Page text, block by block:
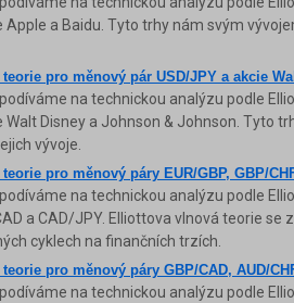
Apple a Baidu. Tyto trhy nám svým
pro měnový pár USD/JPY a akcie
na technickou analýzu podle
Walt Disney a Johnson & Johnson. Tyto
vývoje.
pro měnový páry EUR/GBP, GBP/
na technickou analýzu podle
a CAD/JPY. Elliottova vlnová teorie
cyklech na finančních trzích.
pro měnový páry GBP/CAD, AUD/
na technickou analýzu podle